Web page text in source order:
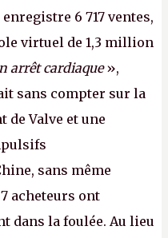
6 717 ventes,
virtuel de 1,3 million
arrêt cardiaque»,
sans compter sur la
de Valve et une
sans même
acheteurs ont
dans la foulée. Au lieu